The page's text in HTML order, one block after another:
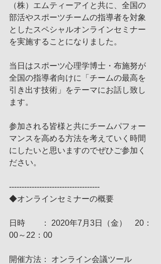
（株）エムティーアイと共に、全国の
部活やスポーツチームの指導者を対象
としたスペシャルオンラインセミナー
を実施することになりました。
当日はスポーツ心理学博士・布施努が
全国の指導者向けに「チームの最高を
引き出す技術」をテーマにお話し致し
ます。
参加される皆様と共にチームパフォー
マンスを高める方法を考えていく時間
にしたいと思いますのでぜひご参加く
ださい。
------------------------------------
◆オンラインセミナーの概要
日時　　： 2020年7月3日（金）　20：
00～22：00
開催方法： オンライン会議ツール